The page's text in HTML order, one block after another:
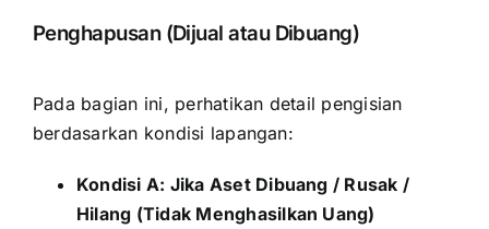
Penghapusan (Dijual atau Dibuang)
Pada bagian ini, perhatikan detail pengisian
berdasarkan kondisi lapangan:
Kondisi A: Jika Aset Dibuang / Rusak /
Hilang (Tidak Menghasilkan Uang)